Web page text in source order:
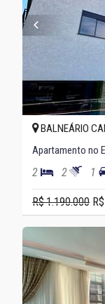
BALNEÁRIO
Apartamento no
2 2 1
R$ 1.190.000